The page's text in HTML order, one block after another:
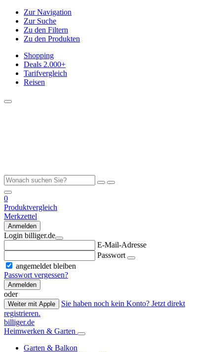
Zur Navigation
Zur Suche
Zu den Filtern
Zu den Produkten
Shopping
Deals 2.000+
Tarifvergleich
Reisen
0
Produktvergleich
Merkzettel
Anmelden
Login billiger.de
E-Mail-Adresse
Passwort
angemeldet bleiben
Passwort vergessen?
Anmelden
oder
Weiter mit Apple
Sie haben noch kein Konto? Jetzt direkt
registrieren.
billiger.de
Heimwerken & Garten
Garten & Balkon